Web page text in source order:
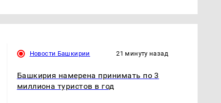
Новости Башкирии 21 минуту назад
Башкирия намерена принимать по 3
миллиона туристов в год